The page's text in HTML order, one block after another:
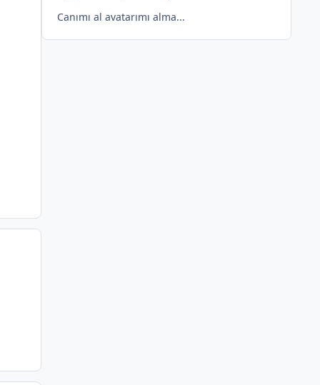
Canımı al avatarımı alma...